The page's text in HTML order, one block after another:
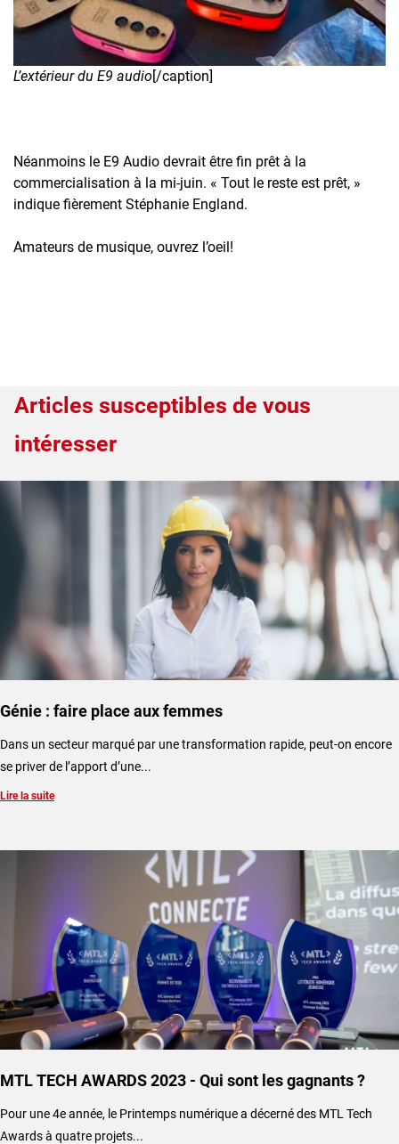
L’extérieur du E9 audio[/caption]
Néanmoins le E9 Audio devrait être fin prêt à la
commercialisation à la mi-juin. « Tout le reste est prêt, »
indique fièrement Stéphanie England.
Amateurs de musique, ouvrez l’oeil!
Articles susceptibles de vous
intéresser
Génie : faire place aux femmes
Dans un secteur marqué par une transformation rapide, peut-on encore
se priver de l’apport d’une...
Lire la suite
MTL TECH AWARDS 2023 - Qui sont les gagnants ?
Pour une 4e année, le Printemps numérique a décerné des MTL Tech
Awards à quatre projets...